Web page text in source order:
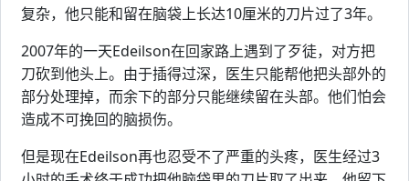
复杂，他只能和留在脑袋上长达10厘米的刀片过了3年。
2007年的一天Edeilson在回家路上遇到了歹徒，对方把
刀砍到他头上。由于插得过深，医生只能帮他把头部外的
部分处理掉，而余下的部分只能继续留在头部。他们怕会
造成不可挽回的脑损伤。
但是现在Edeilson再也忍受不了严重的头疼，医生经过3